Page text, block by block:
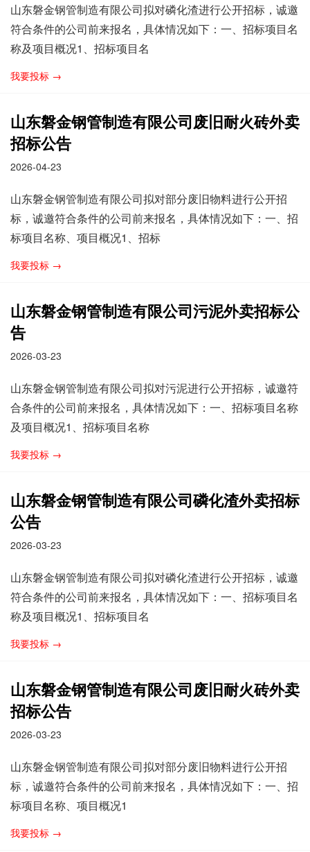
山东磐金钢管制造有限公司拟对磷化渣进行公开招标，诚邀
符合条件的公司前来报名，具体情况如下：一、招标项目名
称及项目概况1、招标项目名
我要投标 →
山东磐金钢管制造有限公司废旧耐火砖外卖
招标公告
2026-04-23
山东磐金钢管制造有限公司拟对部分废旧物料进行公开招
标，诚邀符合条件的公司前来报名，具体情况如下：一、招
标项目名称、项目概况1、招标
我要投标 →
山东磐金钢管制造有限公司污泥外卖招标公
告
2026-03-23
山东磐金钢管制造有限公司拟对污泥进行公开招标，诚邀符
合条件的公司前来报名，具体情况如下：一、招标项目名称
及项目概况1、招标项目名称
我要投标 →
山东磐金钢管制造有限公司磷化渣外卖招标
公告
2026-03-23
山东磐金钢管制造有限公司拟对磷化渣进行公开招标，诚邀
符合条件的公司前来报名，具体情况如下：一、招标项目名
称及项目概况1、招标项目名
我要投标 →
山东磐金钢管制造有限公司废旧耐火砖外卖
招标公告
2026-03-23
山东磐金钢管制造有限公司拟对部分废旧物料进行公开招
标，诚邀符合条件的公司前来报名，具体情况如下：一、招
标项目名称、项目概况1
我要投标 →